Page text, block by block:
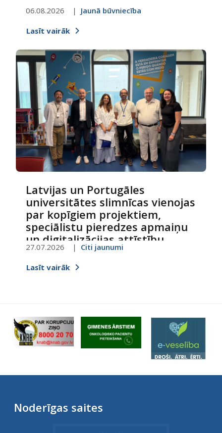
06.08.2026 Jaunā būvniecība
Lasīt vairāk
Latvijas un Portugāles
universitātes slimnīcas vienojas
par kopīgiem projektiem,
speciālistu pieredzes apmaiņu
un digitalizācijas attīstību
27.07.2026 Citi jaunumi
Lasīt vairāk
Noderīgas saites